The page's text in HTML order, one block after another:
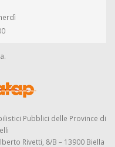
Pubblici delle Province di
Rivetti, 8/B – 13900 Biella